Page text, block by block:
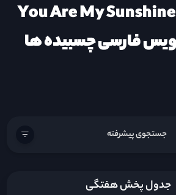
دانلود فیلم You Are My Sunshine
جستجوی پیشرفته
جدول پخش هفتگی